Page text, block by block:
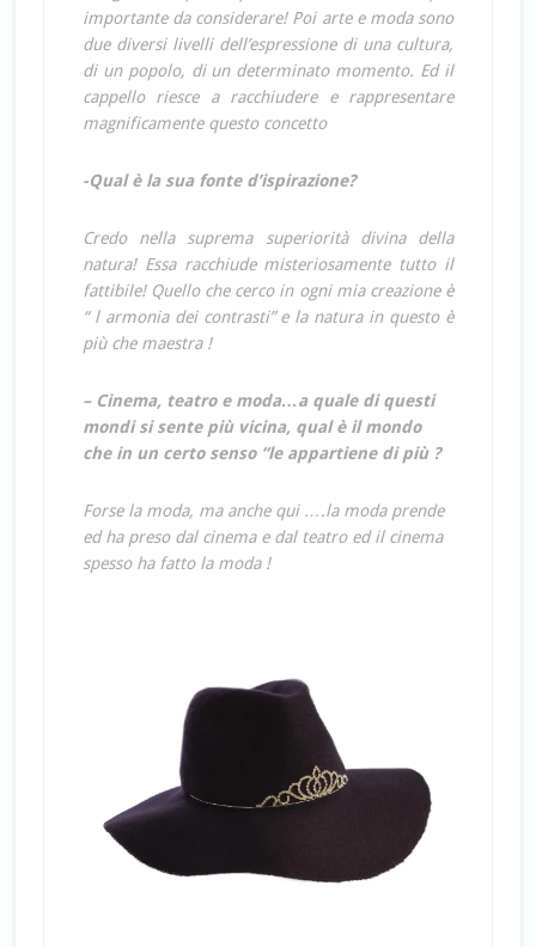
importante da considerare! Poi arte e moda sono
due diversi livelli dell’espressione di una cultura,
di un popolo, di un determinato momento. Ed il
cappello riesce a racchiudere e rappresentare
magnificamente questo concetto
-Qual è la sua fonte d’ispirazione?
Credo nella suprema superiorità divina della
natura! Essa racchiude misteriosamente tutto il
fattibile! Quello che cerco in ogni mia creazione è
“ l armonia dei contrasti” e la natura in questo è
più che maestra !
– Cinema, teatro e moda…a quale di questi
mondi si sente più vicina, qual è il mondo
che in un certo senso “le appartiene di più ?
Forse la moda, ma anche qui ….la moda prende
ed ha preso dal cinema e dal teatro ed il cinema
spesso ha fatto la moda !